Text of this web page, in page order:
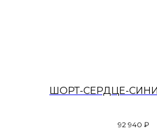
ШОРТ-СЕРДЦЕ-
92 940 ₽